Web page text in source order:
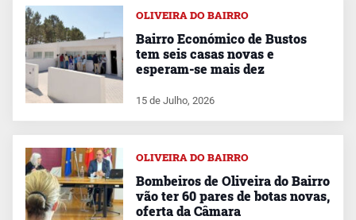
OLIVEIRA DO BAIRRO
Bairro Económico de Bustos
tem seis casas novas e
esperam-se mais dez
15 de Julho, 2026
OLIVEIRA DO BAIRRO
Bombeiros de Oliveira do Bairro
vão ter 60 pares de botas novas,
oferta da Câmara